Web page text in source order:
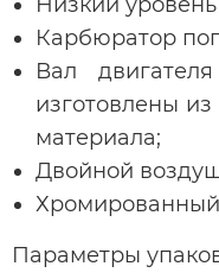
Карбюратор
Вал
изготовлены
материала;
Двойной
Параметры